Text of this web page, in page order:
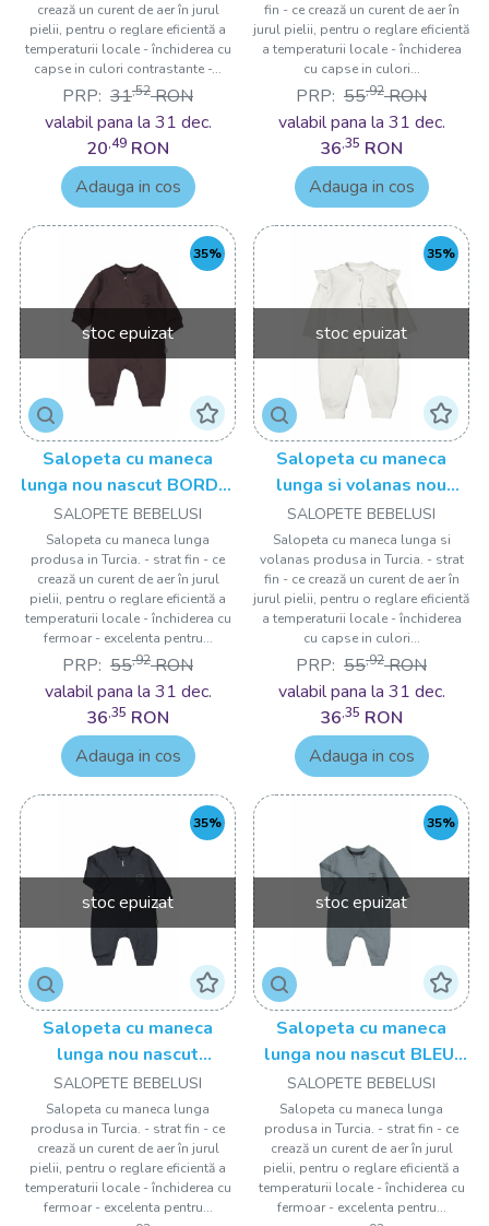
crează un curent de aer în jurul
pielii, pentru o reglare eficientă a
temperaturii locale - închiderea cu
capse in culori contrastante -...
PRP: 31,52 RON
valabil pana la 31 dec.
20,49 RON
Adauga in cos
fin - ce crează un curent de aer în
jurul pielii, pentru o reglare eficientă
a temperaturii locale - închiderea
cu capse in culori...
PRP: 55,92 RON
valabil pana la 31 dec.
36,35 RON
Adauga in cos
stoc epuizat
35%
Salopeta cu maneca
lunga nou nascut BORDO,
Tongs baby
SALOPETE BEBELUSI
Salopeta cu maneca lunga
produsa in Turcia. - strat fin - ce
crează un curent de aer în jurul
pielii, pentru o reglare eficientă a
temperaturii locale - închiderea cu
fermoar - excelenta pentru...
PRP: 55,92 RON
valabil pana la 31 dec.
36,35 RON
Adauga in cos
stoc epuizat
35%
Salopeta cu maneca
lunga si volanas nou
nascut GALBEN, Tongs
baby
SALOPETE BEBELUSI
Salopeta cu maneca lunga si
volanas produsa in Turcia. - strat
fin - ce crează un curent de aer în
jurul pielii, pentru o reglare eficientă
a temperaturii locale - închiderea
cu capse in culori...
PRP: 55,92 RON
valabil pana la 31 dec.
36,35 RON
Adauga in cos
stoc epuizat
35%
Salopeta cu maneca
lunga nou nascut
ALBASTRU, Tongs baby
SALOPETE BEBELUSI
Salopeta cu maneca lunga
produsa in Turcia. - strat fin - ce
crează un curent de aer în jurul
pielii, pentru o reglare eficientă a
temperaturii locale - închiderea cu
fermoar - excelenta pentru...
stoc epuizat
35%
Salopeta cu maneca
lunga nou nascut BLEU,
Tongs baby
SALOPETE BEBELUSI
Salopeta cu maneca lunga
produsa in Turcia. - strat fin - ce
crează un curent de aer în jurul
pielii, pentru o reglare eficientă a
temperaturii locale - închiderea cu
fermoar - excelenta pentru...